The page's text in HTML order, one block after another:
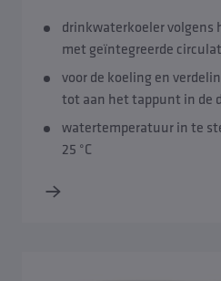
KHS-spoelgroepen
KHS-besturingssystemen
KHS-spoelcomponenten
drinkwaterkoeler volgens
met geïntegreerde
voor de koeling en
tot aan het tappunt in de
watertemperatuur in te
25 °C